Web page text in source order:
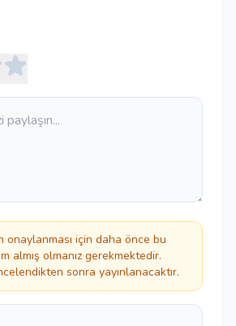
onaylanması için daha önce bu
almış olmanız gerekmektedir.
sonra yayınlanacaktır.